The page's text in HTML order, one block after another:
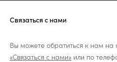
Связаться с нами
Вы можете обратиться к нам на
«Связаться с нами» или по